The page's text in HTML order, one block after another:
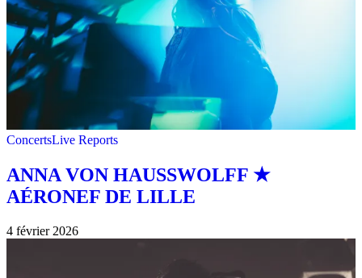
ConcertsLive Reports
ANNA VON HAUSSWOLFF ★
AÉRONEF DE LILLE
4 février 2026